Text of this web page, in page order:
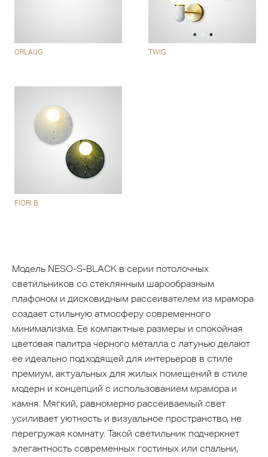
ORLAUG TWIG
FIORI B
Модель NESO-S-BLACK в серии потолочных
светильников со стеклянным шарообразным
плафоном и дисковидным рассеивателем из мрамора
создает стильную атмосферу современного
минимализма. Ее компактные размеры и спокойная
цветовая палитра черного металла с латунью делают
ее идеально подходящей для интерьеров в стиле
премиум, актуальных для жилых помещений в стиле
модерн и концепций с использованием мрамора и
камня. Мягкий, равномерно рассеиваемый свет
усиливает уютность и визуальное пространство, не
перегружая комнату. Такой светильник подчеркнет
элегантность современных гостиных или спальни,